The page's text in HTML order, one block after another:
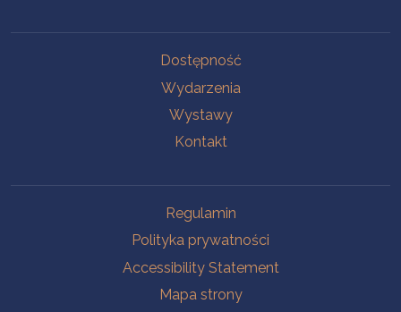
Dostępność
Wydarzenia
Wystawy
Kontakt
Regulamin
Polityka prywatności
Accessibility Statement
Mapa strony